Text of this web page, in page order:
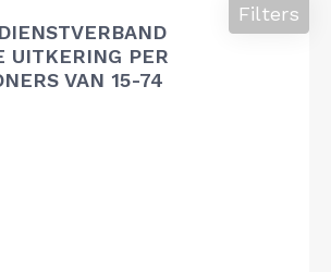
UITKERING PER
VAN 15-74
Filters